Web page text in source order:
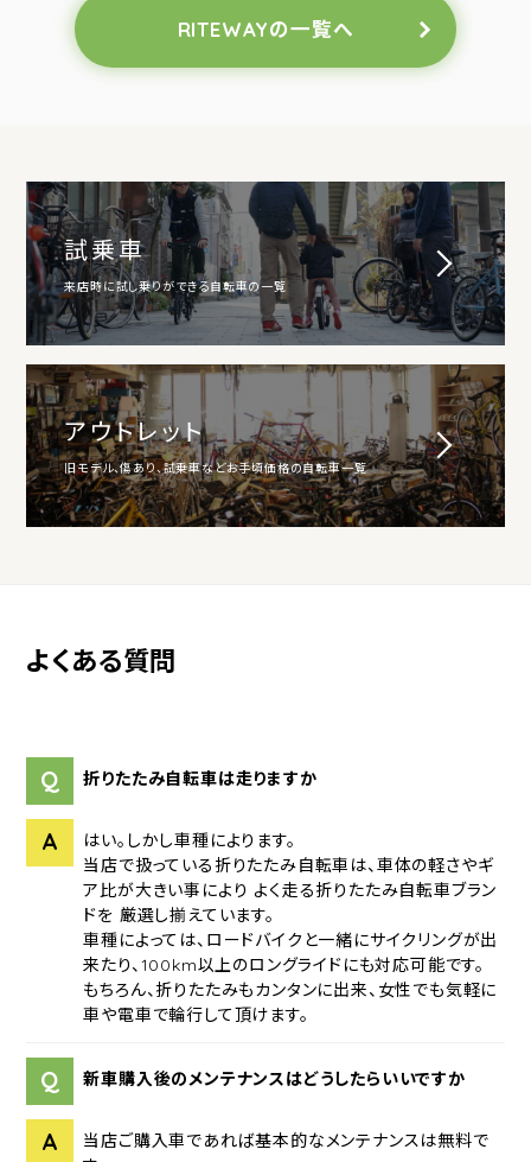
RITEWAYの一覧へ
試乗車
来店時に試し乗りができる自転車の一覧
アウトレット
旧モデル、傷あり、試乗車などお手頃価格の自転車一覧
よくある質問
Q 折りたたみ自転車は走りますか
A
はい。しかし車種によります。
当店で扱っている折りたたみ自転車は、車体の軽さやギ
ア比が大きい事により よく走る折りたたみ自転車ブラン
ドを 厳選し揃えています。
車種によっては、ロードバイクと一緒にサイクリングが出
来たり、100km以上のロングライドにも対応可能です。
もちろん、折りたたみもカンタンに出来、女性でも気軽に
車や電車で輪行して頂けます。
Q 新車購入後のメンテナンスはどうしたらいいですか
A
当店ご購入車であれば基本的なメンテナンスは無料で